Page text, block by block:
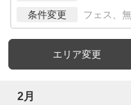
条件変更 フェス、
エリア変更
2月